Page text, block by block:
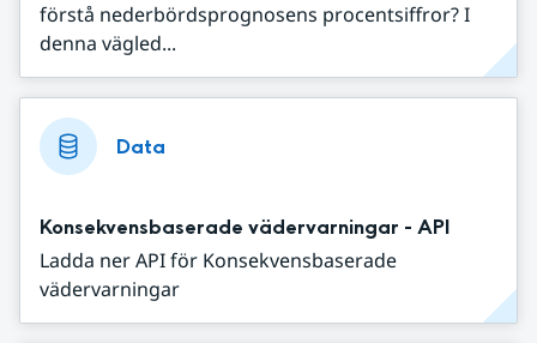
förstå nederbördsprognosens procentsiffror? I
denna vägled...
Data
Konsekvensbaserade vädervarningar - API
Ladda ner API för Konsekvensbaserade
vädervarningar